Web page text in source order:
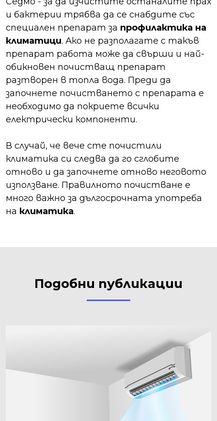
и бактерии трябва да се снабдите със
специален препарат за профилактика на
климатици. Ако не разполагате с такъв
препарат работа може да свърши и най-
обикновен почистващ препарат
разтворен в топла вода. Преди да
започнете почистването с препарата е
необходимо да покриете всички
електрически компоненти.
В случай, че вече сте почистили
климатика си следва да го сглобите
отново и да започнете отново неговото
използване. Правилното почистване е
много важно за дългосрочната употреба
на климатика.
Подобни публикации